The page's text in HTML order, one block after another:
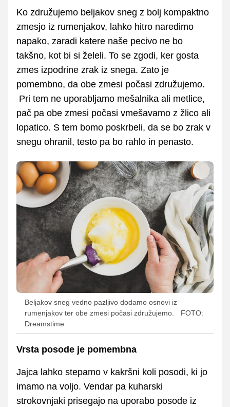
Ko združujemo beljakov sneg z bolj kompaktno
zmesjo iz rumenjakov, lahko hitro naredimo
napako, zaradi katere naše pecivo ne bo
takšno, kot bi si želeli. To se zgodi, ker gosta
zmes izpodrine zrak iz snega. Zato je
pomembno, da obe zmesi počasi združujemo.
Pri tem ne uporabljamo mešalnika ali metlice,
pač pa obe zmesi počasi vmešavamo z žlico ali
lopatico. S tem bomo poskrbeli, da se bo zrak v
snegu ohranil, testo pa bo rahlo in penasto.
Beljakov sneg vedno pazljivo dodamo osnovi iz
rumenjakov ter obe zmesi počasi združujemo.
FOTO:
Dreamstime
Vrsta posode je pomembna
Jajca lahko stepamo v kakršni koli posodi, ki jo
imamo na voljo. Vendar pa kuharski
strokovnjaki prisegajo na uporabo posode iz